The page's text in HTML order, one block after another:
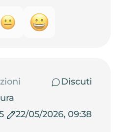
Discuti
22/05/2026, 09:38